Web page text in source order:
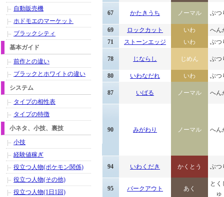
67 かたきうち ノーマル ぶつ
69 ロックカット いわ
へん
71
ストーンエッジ いわ ぶつ
78 じならし じめん ぶつ
80 いわなだれ いわ ぶつ
87 いばる ノーマル へん
90 みがわり ノーマル へん
94 いわくだき かくとう ぶつ
95 バークアウト あく
とく
ゅ
自動販売機
ホドモエのマーケット
ブラックシティ
基本ガイド
前作との違い
ブラックとホワイトの違い
システム
タイプの相性表
タイプの特徴
小ネタ、小技、裏技
小技
経験値稼ぎ
役立つ人物(ポケモン関係)
役立つ人物(その他)
役立つ人物(1日1回)